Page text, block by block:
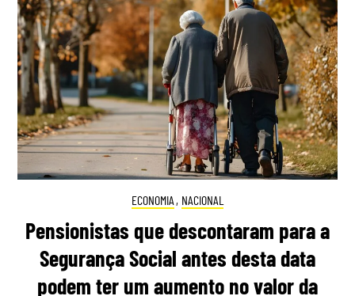
ECONOMIA , NACIONAL
Pensionistas que descontaram para a
Segurança Social antes desta data
podem ter um aumento no valor da